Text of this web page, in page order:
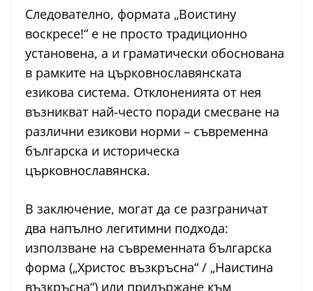
Следователно, формата „Воистину
воскресе!“ е не просто традиционно
установена, а и граматически обоснована
в рамките на църковнославянската
езикова система. Отклоненията от нея
възникват най-често поради смесване на
различни езикови норми – съвременна
българска и историческа
църковнославянска.
В заключение, могат да се разграничат
два напълно легитимни подхода:
използване на съвременната българска
форма („Христос възкръсна“ / „Наистина
възкръсна“) или придържане към